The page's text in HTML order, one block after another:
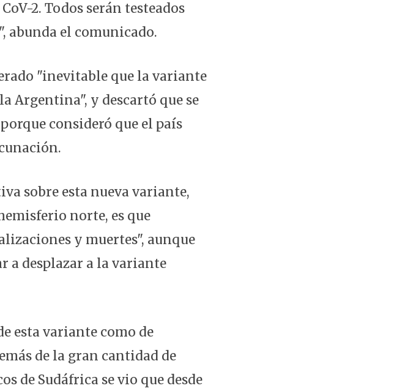
2. Todos serán testeados
abunda el comunicado.
"inevitable que la variante
Argentina", y descartó que se
consideró que el país
sobre esta nueva variante,
norte, es que
y muertes", aunque
a desplazar a la variante
esta variante como de
de la gran cantidad de
de Sudáfrica se vio que desde